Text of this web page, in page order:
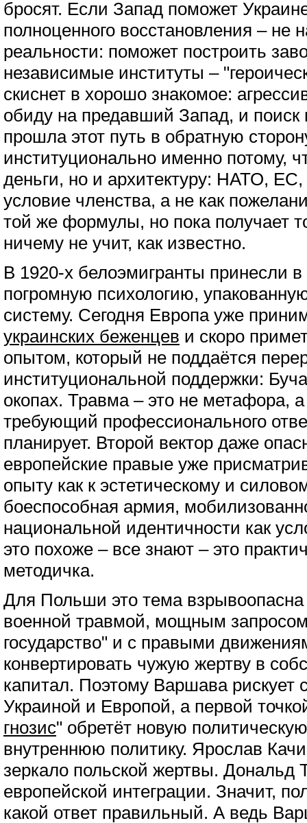
бросят. Если Запад поможет
полноценного восстановления – не
реальности: поможет построить
независимые институты –
скиснет в хорошо знакомое:
обиду на предавший Запад, и поиск
прошла этот путь в обратную
институционально именно потому,
деньги, но и архитектуру: НАТО, ЕС,
условие членства, а не как
той же формулы, но пока получает
ничему не учит, как известно.
В 1920-х белоэмигранты принесли
погромную психологию,
систему. Сегодня Европа уже
украинских беженцев и скоро
опытом, который не поддаётся
институциональной поддержки:
окопах. Травма – это не метафора,
требующий профессионального
планирует. Второй вектор даже
европейские правые уже
опыту как к эстетическому и
боеспособная армия,
национальной идентичности как
это похоже – все знают – это
методичка.
Для Польши это тема взрывоопасна
военной травмой, мощным
государство" и с правыми
конвертировать чужую жертву в
капитал. Поэтому Варшава рискует
Украиной и Европой, а первой
гнозис" обретёт новую
внутреннюю политику. Ярослав
зеркало польской жертвы. Дональд
европейской интеграции. Значит,
какой ответ правильный. А ведь